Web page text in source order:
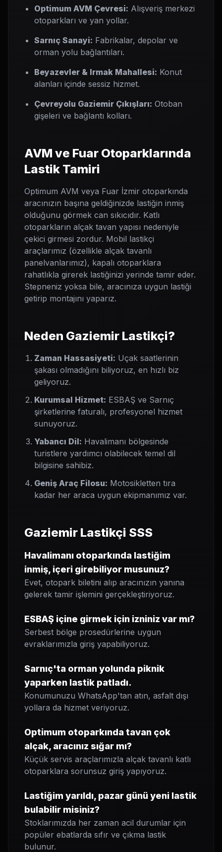
Optimum AVM Çevresi: Alışveriş merkezi
otoparkları ve yan yollar.
Sarnıç Sanayi: Fabrikalar, depolar ve
orman yolu bağlantıları.
Beyazevler & Irmak Mahallesi: Konut
alanları içinde sessiz hizmet.
Çevreyolu Gaziemir Çıkışları: Otoban
gişeleri ve bağlantı kolları.
AVM ve Fuar Otoparklarında
Lastik Tamiri
Optimum AVM veya Fuar İzmir otoparkında
aracınızın başına geldiğinizde lastiğin inmiş
olduğunu görmek can sıkıcıdır. Katlı
otoparkların alçak tavan yapısı nedeniyle
çekici girmesi zordur. Mobil lastikçi
araçlarımız (özellikle alçak tavanlı
panelvanlarımız), kapalı otoparklara
rahatlıkla girerek lastiğinizi yerinde tamir eder.
Stepneniz yoksa bile, aracınıza uygun lastiği
getirip montajını yaparız.
Neden Gaziemir Lastikçi?
Zaman Hassasiyeti: Uçak saatlerinin
şakası olmadığını biliyoruz, en hızlı biz
geliyoruz.
Kurumsal Hizmet: ESBAŞ ve Sarnıç
şirketlerine faturalı, profesyonel hizmet
sunuyoruz.
Yabancı Dil: Havalimanı bölgesinde
turistlere yardımcı olabilecek temel dil
bilgisine sahibiz.
Geniş Araç Filosu: Motosikletten tıra
kadar her araca uygun ekipmanımız var.
Gaziemir Lastikçi SSS
Havalimanı otoparkında lastiğim
inmiş, içeri girebiliyor musunuz?
Evet, otopark biletini alıp aracınızın yanına
gelerek tamir işlemini gerçekleştiriyoruz.
ESBAŞ içine girmek için izniniz var mı?
Serbest bölge prosedürlerine uygun
evraklarımızla giriş yapabiliyoruz.
Sarnıç'ta orman yolunda piknik
yaparken lastik patladı.
Konumunuzu WhatsApp'tan atın, asfalt dışı
yollara da hizmet veriyoruz.
Optimum otoparkında tavan çok
alçak, aracınız sığar mı?
Küçük servis araçlarımızla alçak tavanlı katlı
otoparklara sorunsuz giriş yapıyoruz.
Lastiğim yarıldı, pazar günü yeni lastik
bulabilir misiniz?
Stoklarımızda her zaman acil durumlar için
popüler ebatlarda sıfır ve çıkma lastik
bulunur.